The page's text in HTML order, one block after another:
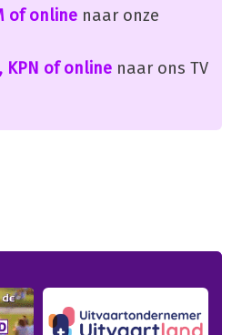
of onlinenaar onze
KPN of onlinenaar ons TV